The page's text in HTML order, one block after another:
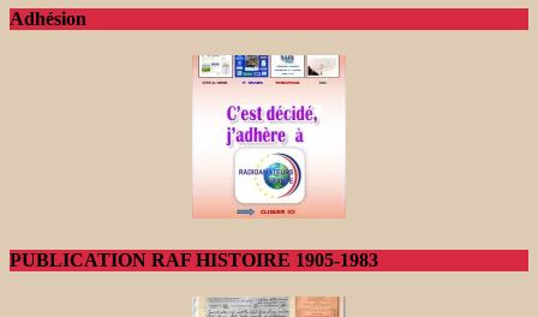
Adhésion
PUBLICATION RAF HISTOIRE 1905-1983